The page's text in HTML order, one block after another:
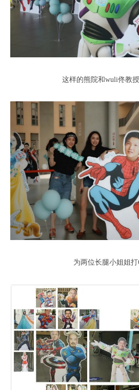
这样的熊院和wuli佟教
为两位长腿小姐姐打